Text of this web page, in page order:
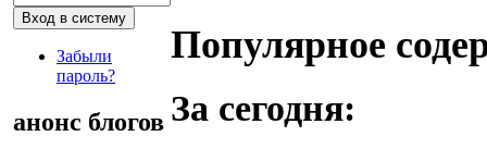
Забыли
пароль?
анонс блогов
Популярное
За сегодня: